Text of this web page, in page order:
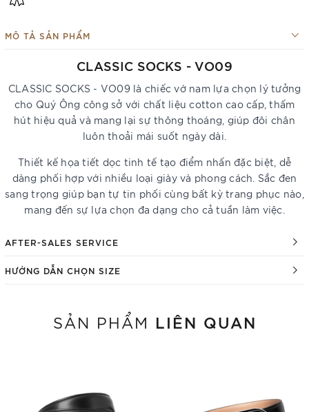
MÔ TẢ SẢN PHẨM
CLASSIC SOCKS - VO09
CLASSIC SOCKS - VO09 là chiếc vớ nam lựa chọn lý tưởng
cho Quý Ông công sở với chất liệu cotton cao cấp, thấm
hút hiệu quả và mang lại sự thông thoáng, giúp đôi chân
luôn thoải mái suốt ngày dài.
Thiết kế họa tiết dọc tinh tế tạo điểm nhấn đặc biệt, dễ
dàng phối hợp với nhiều loại giày và phong cách. Sắc đen
sang trọng giúp bạn tự tin phối cùng bất kỳ trang phục nào,
mang đến sự lựa chọn đa dạng cho cả tuần làm việc.
AFTER-SALES SERVICE
HƯỚNG DẪN CHỌN SIZE
SẢN PHẨM LIÊN QUAN